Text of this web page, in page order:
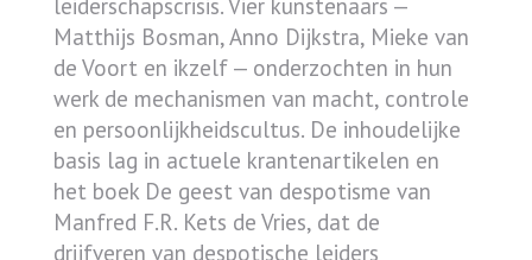
Matthijs Bosman, Anno Dijkstra, Mieke van
de Voort en ikzelf — onderzochten in hun
werk de mechanismen van macht, controle
en persoonlijkheidscultus. De inhoudelijke
basis lag in actuele krantenartikelen en
het boek De geest van despotisme van
Manfred F.R. Kets de Vries, dat de
drijfveren van despotische leiders